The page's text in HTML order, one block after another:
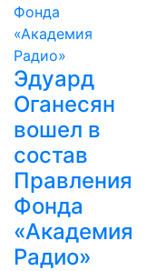
Эдуард
Оганесян
вошел в
состав
Правления
Фонда
«Академия
Радио»